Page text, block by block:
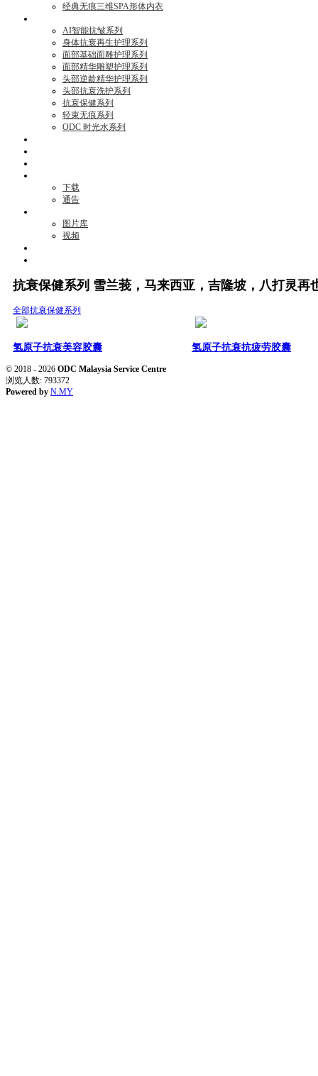
经典无痕三维SPA形体内衣
AI智能抗皱系列
身体抗衰再生护理系列
面部基础面雕护理系列
面部精华雕塑护理系列
头部逆龄精华护理系列
头部抗衰洗护系列
抗衰保健系列
轻束无痕系列
ODC 时光水系列
下载
通告
图片库
视频
抗衰保健系列 雪兰莪，马来西亚，吉隆坡，八打灵
全部抗衰保健系列
氢原子抗衰美容胶囊 氢原子抗衰抗疲劳胶囊
© 2018 - 2026 ODC Malaysia Service Centre
浏览人数: 793372
Powered by N.MY